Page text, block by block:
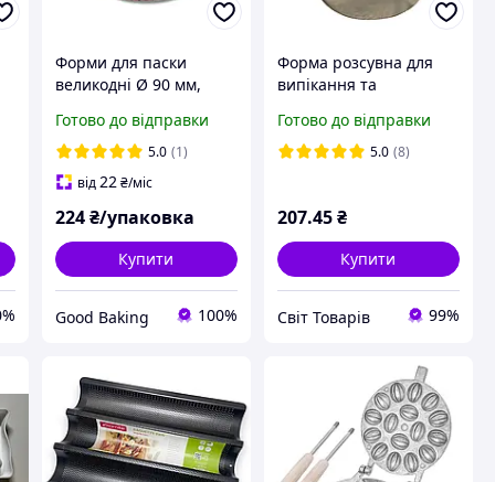
Форми для паски
великодні Ø 90 мм,
для випікання пасок
паперова коричнева із
сріблом
Готово до відправки
5.0 (1)
від22 ₴/міс
224 ₴/упаковка
Купити
Good Baking 100%
Форма розсувна для
випікання та
Круг 18 см 16-31 см
діаметром
Готово до відправки
5.0 (8)
207.45₴
Купити
Світ Товарів 99%